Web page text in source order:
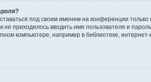
под своим именем на конференции
не приходилось вводить имя пользователя и
компьютере, например в библиотеке, интернет-